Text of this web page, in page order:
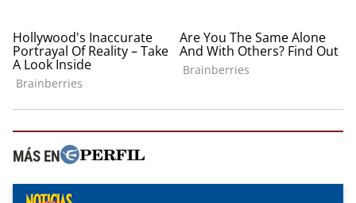
MÁS EN